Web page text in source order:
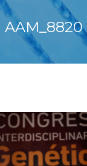
AAM_8820